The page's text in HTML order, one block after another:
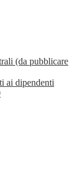
(da pubblicare
ai dipendenti